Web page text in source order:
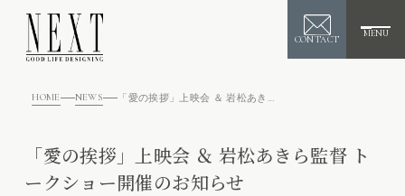
CONTACT
MENU
HOME NEWS
「愛の挨拶」上映会 ＆ 岩松あきら監督 ト
ークショー開催のお知らせ